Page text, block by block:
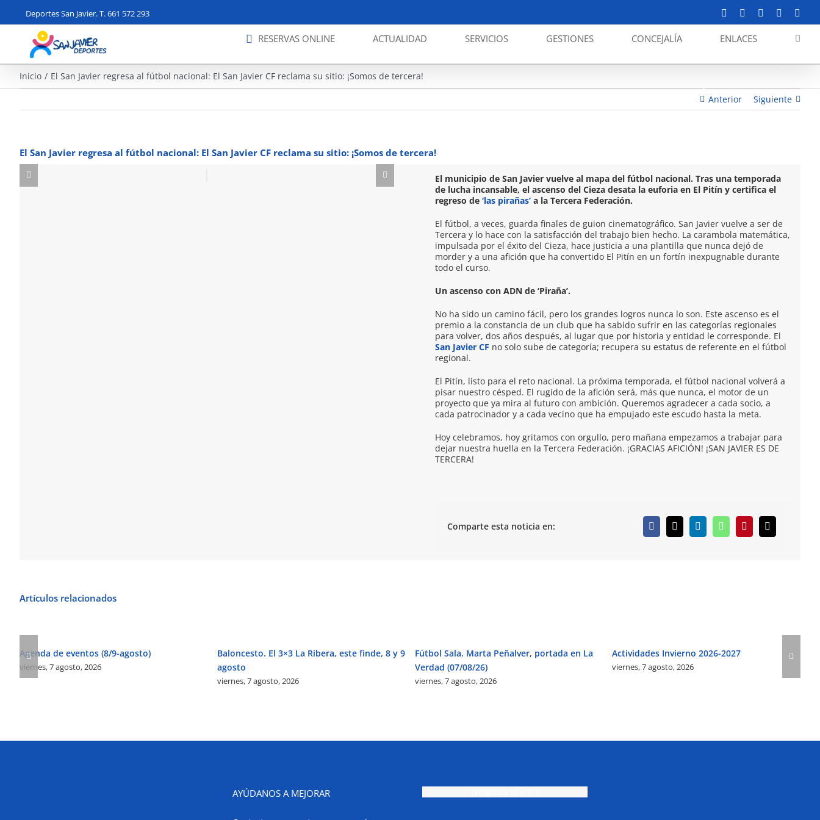
contenido
Deportes San Javier. T. 661 572 293 Facebook YouTubeInstagram
RESERVAS ONLINE ACTUALIDAD SERVICIOS GESTIONES CONCEJALÍA ENLACES
El San Javier regresa al fútbol nacional: El San Javier CF reclama su
Inicio
El San Javier regresa al fútbol nacional: El San Javier CF reclama su sitio: ¡Somos de tercera!
Anterior
Siguiente
El San Javier regresa al fútbol nacional: El San Javier CF reclama su sitio: ¡Somos de tercera!
El municipio de San Javier vuelve al mapa del fútbol nacional. Tras una temporada
de lucha incansable, el ascenso del Cieza desata la euforia en El Pitín y certifica el
regreso de ‘las pirañas’a la Tercera Federación.
El fútbol, a veces, guarda finales de guion cinematográfico. San Javier vuelve a ser de
Tercera y lo hace con la satisfacción del trabajo bien hecho. La carambola matemática,
impulsada por el éxito del Cieza, hace justicia a una plantilla que nunca dejó de
morder y a una afición que ha convertido El Pitín en un fortín inexpugnable durante
todo el curso.
Un ascenso con ADN de ‘Piraña’.
No ha sido un camino fácil, pero los grandes logros nunca lo son. Este ascenso es el
premio a la constancia de un club que ha sabido sufrir en las categorías regionales
para volver, dos años después, al lugar que por historia y entidad le corresponde. El
San Javier CF no solo sube de categoría; recupera su estatus de referente en el fútbol
regional.
El Pitín, listo para el reto nacional. La próxima temporada, el fútbol nacional volverá a
pisar nuestro césped. El rugido de la afición será, más que nunca, el motor de un
proyecto que ya mira al futuro con ambición. Queremos agradecer a cada socio, a
cada patrocinador y a cada vecino que ha empujado este escudo hasta la meta.
Hoy celebramos, hoy gritamos con orgullo, pero mañana empezamos a trabajar para
dejar nuestra huella en la Tercera Federación. ¡GRACIAS AFICIÓN! ¡SAN JAVIER ES DE
TERCERA!
Comparte esta noticia en:
Artículos relacionados
Agenda de eventos (8/9-agosto)
viernes, 7 agosto, 2026
Baloncesto. El 3×3 La Ribera, este finde, 8 y 9
agosto
viernes, 7 agosto, 2026
Fútbol Sala. Marta Peñalver, portada en La
Verdad (07/08/26)
viernes, 7 agosto, 2026
Actividades Invierno 2026-2027
viernes, 7 agosto, 2026
AYÚDANOS A MEJORAR